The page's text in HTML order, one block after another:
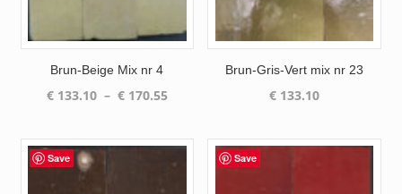
Brun-Beige Mix nr 4
€133.10 – €170.55Plage
€ 133.10
Brun-Gris-Vert mix nr 23
€133.10
Save Save